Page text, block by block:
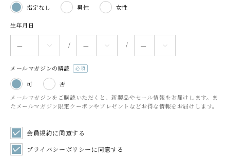
指定なし
男性 女性
生年月日
メールマガジンの購読
可
否
メールマガジンをご購読いただくと、新製品やセール情報をお届けします。ま
たメールマガジン限定クーポンやプレゼントなどお得な情報をお届けします。
会員規約に同意する
プライバシーポリシーに同意する